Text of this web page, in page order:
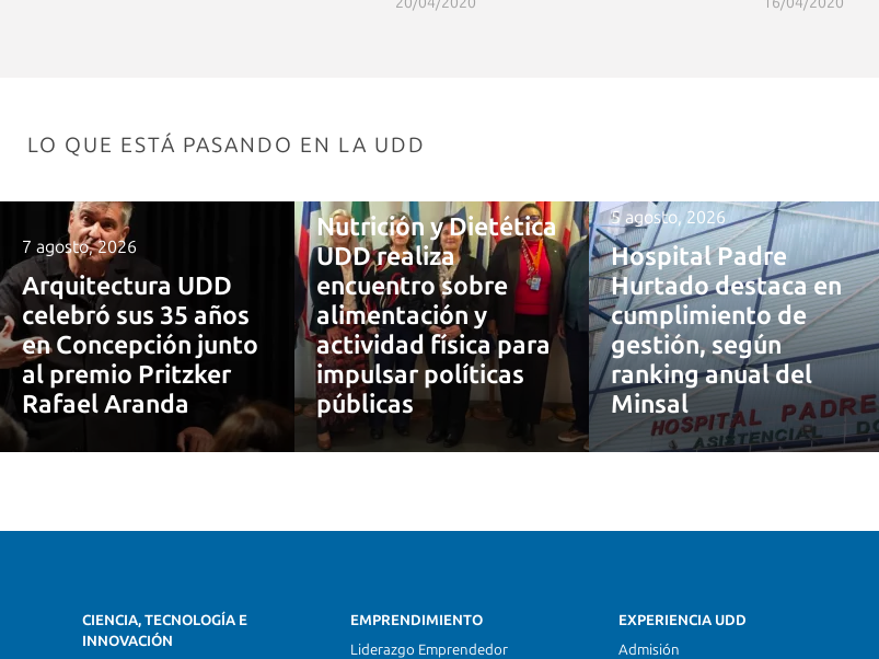
LO QUE ESTÁ PASANDO EN LA UDD
7 agosto, 2026
Arquitectura UDD
celebró sus 35 años
en Concepción junto
al premio Pritzker
Rafael Aranda
Nutrición y Dietética
UDD realiza
encuentro sobre
alimentación y
actividad física para
impulsar políticas
públicas
5 agosto, 2026
Hospital Padre
Hurtado destaca en
cumplimiento de
gestión, según
ranking anual del
Minsal
CIENCIA, TECNOLOGÍA E
INNOVACIÓN
EMPRENDIMIENTO
Liderazgo Emprendedor
EXPERIENCIA UDD
Admisión